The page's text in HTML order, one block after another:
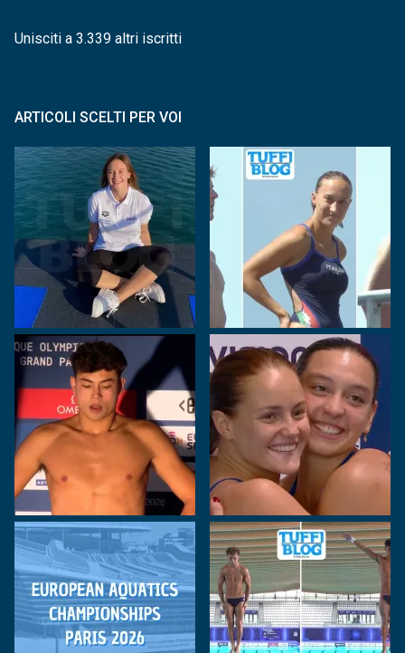
Unisciti a 3.339 altri iscritti
ARTICOLI SCELTI PER VOI